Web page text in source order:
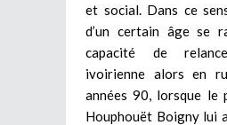
et social. Dans ce
d’un certain âge se
capacité de
ivoirienne alors en
années 90, lorsque le
Houphouët Boigny lui